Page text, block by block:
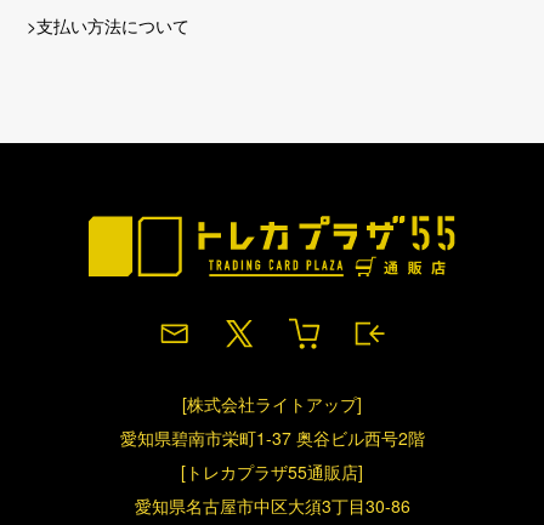
2024/08/28
8月28日(水)から8月30日(金)にかけて、「台風 10 号」が
に影響が出ると予想されます。
進路や速度によっては、配送会社の集配停止・スタッフの
安全確保など、やむを得ず急遽の臨時休業にさせていただ
く場合がございます。予めご了承お願いいたします。
2024/07/26
[WS]BP映画クレヨンしんちゃん発売！
>支払い方法について
[株式会社ライトアップ]
愛知県碧南市栄町1-37 奥谷ビル西号2階
[トレカプラザ55通販店]
愛知県名古屋市中区大須3丁目30-86